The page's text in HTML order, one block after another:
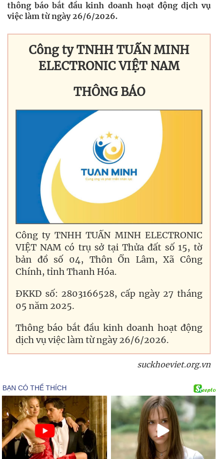
thông báo bắt đầu kinh doanh hoạt động dịch vụ
việc làm từ ngày 26/6/2026.
Công ty TNHH TUẤN MINH
ELECTRONIC VIỆT NAM
THÔNG BÁO
Công ty TNHH TUẤN MINH ELECTRONIC
VIỆT NAM có trụ sở tại Thửa đất số 15, tờ
bản đồ số 04, Thôn Ổn Lâm, Xã Công
Chính, tỉnh Thanh Hóa.
ĐKKD số: 2803166528, cấp ngày 27 tháng
05 năm 2025.
Thông báo bắt đầu kinh doanh hoạt động
dịch vụ việc làm từ ngày 26/6/2026.
suckhoeviet.org.vn